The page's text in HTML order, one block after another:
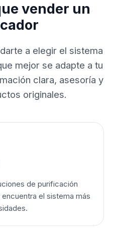
vender un
a elegir el sistema
mejor se adapte a tu
clara, asesoría y
originales.
de purificación
el sistema más